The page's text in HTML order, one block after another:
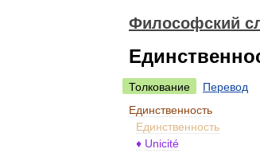
Философский
Толкование
Перевод
Единственность
Единственность
♦ Unicité